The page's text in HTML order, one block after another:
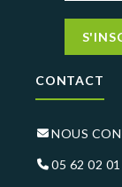
CONTACT
NOUS
05 62 02